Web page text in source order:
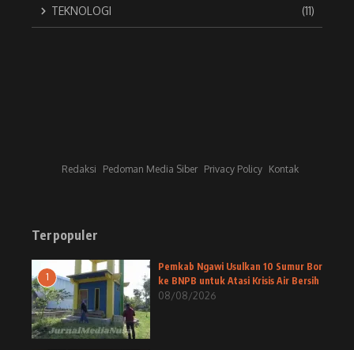
TEKNOLOGI (11)
Redaksi Pedoman Media Siber Privacy Policy Kontak
Terpopuler
1
Pemkab Ngawi Usulkan 10 Sumur Bor
ke BNPB untuk Atasi Krisis Air Bersih
08/08/2026